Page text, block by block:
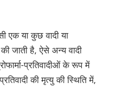
एक या कुछ वादी या
की जाती है, ऐसे अन्य वादी
प्रतिवादीओं के रूप में
की मृत्यु की स्थिति में,